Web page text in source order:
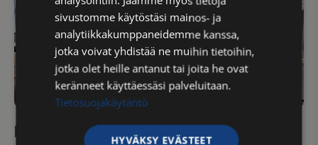
Helsinki – Vuosaari
sivustomme käytöstäsi mainos- ja
analytiikkakumppaneidemme kanssa,
jotka voivat yhdistää ne muihin tietoihin,
jotka olet heille antanut tai joita he ovat
keränneet käyttäessäsi palveluitaan.
Tietosuojakäytäntö
HYVÄKSY EVÄSTEET